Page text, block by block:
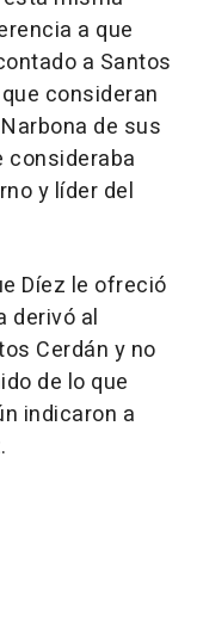
a que
a Santos
consideran
de sus
consideraba
y líder del
Díez le ofreció
derivó al
Cerdán y no
de lo que
indicaron a